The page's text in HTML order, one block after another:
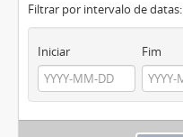
Filtrar por intervalo de datas:
Iniciar Fim